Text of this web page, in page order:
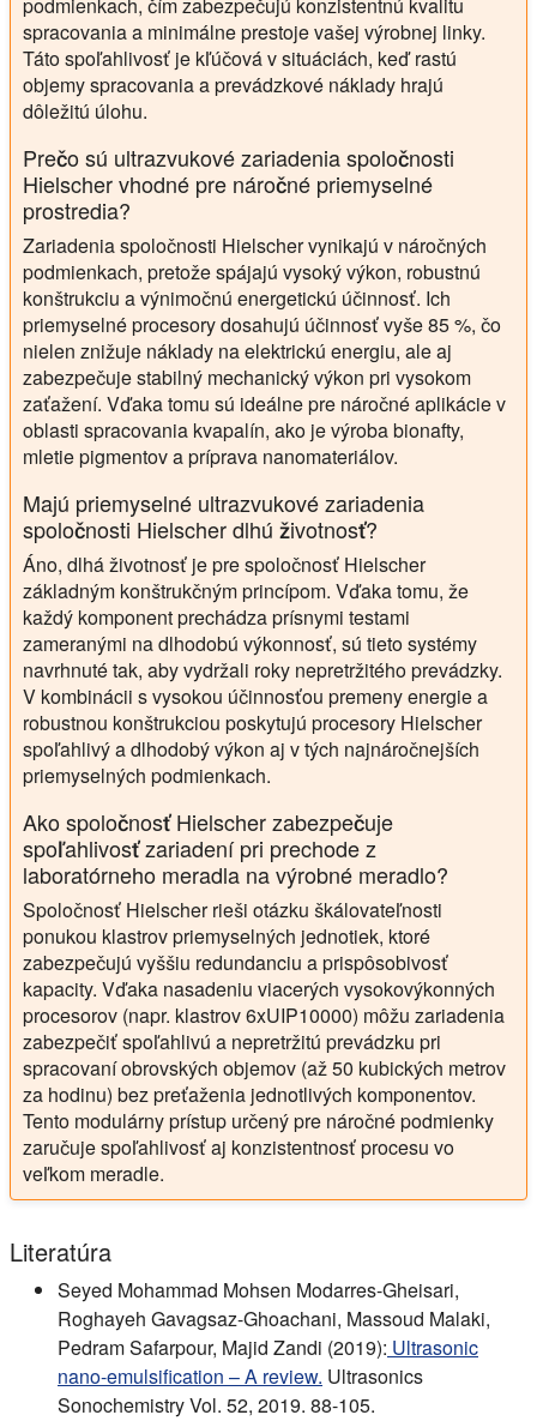
podmienkach, čím zabezpečujú konzistentnú kvalitu
spracovania a minimálne prestoje vašej výrobnej linky.
Táto spoľahlivosť je kľúčová v situáciách, keď rastú
objemy spracovania a prevádzkové náklady hrajú
dôležitú úlohu.
Prečo sú ultrazvukové zariadenia spoločnosti
Hielscher vhodné pre náročné priemyselné
prostredia?
Zariadenia spoločnosti Hielscher vynikajú v náročných
podmienkach, pretože spájajú vysoký výkon, robustnú
konštrukciu a výnimočnú energetickú účinnosť. Ich
priemyselné procesory dosahujú účinnosť vyše 85 %, čo
nielen znižuje náklady na elektrickú energiu, ale aj
zabezpečuje stabilný mechanický výkon pri vysokom
zaťažení. Vďaka tomu sú ideálne pre náročné aplikácie v
oblasti spracovania kvapalín, ako je výroba bionafty,
mletie pigmentov a príprava nanomateriálov.
Majú priemyselné ultrazvukové zariadenia
spoločnosti Hielscher dlhú životnosť?
Áno, dlhá životnosť je pre spoločnosť Hielscher
základným konštrukčným princípom. Vďaka tomu, že
každý komponent prechádza prísnymi testami
zameranými na dlhodobú výkonnosť, sú tieto systémy
navrhnuté tak, aby vydržali roky nepretržitého prevádzky.
V kombinácii s vysokou účinnosťou premeny energie a
robustnou konštrukciou poskytujú procesory Hielscher
spoľahlivý a dlhodobý výkon aj v tých najnáročnejších
priemyselných podmienkach.
Ako spoločnosť Hielscher zabezpečuje
spoľahlivosť zariadení pri prechode z
laboratórneho meradla na výrobné meradlo?
Spoločnosť Hielscher rieši otázku škálovateľnosti
ponukou klastrov priemyselných jednotiek, ktoré
zabezpečujú vyššiu redundanciu a prispôsobivosť
kapacity. Vďaka nasadeniu viacerých vysokovýkonných
procesorov (napr. klastrov 6xUIP10000) môžu zariadenia
zabezpečiť spoľahlivú a nepretržitú prevádzku pri
spracovaní obrovských objemov (až 50 kubických metrov
za hodinu) bez preťaženia jednotlivých komponentov.
Tento modulárny prístup určený pre náročné podmienky
zaručuje spoľahlivosť aj konzistentnosť procesu vo
veľkom meradle.
Literatúra
Seyed Mohammad Mohsen Modarres-Gheisari,
Roghayeh Gavagsaz-Ghoachani, Massoud Malaki,
Pedram Safarpour, Majid Zandi (2019): Ultrasonic
nano-emulsification – A review. Ultrasonics
Sonochemistry Vol. 52, 2019. 88-105.